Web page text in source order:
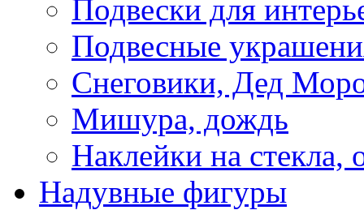
Подвески для
Подвесные
Снеговики, Дед
Мишура, дождь
Наклейки на стекла,
Надувные фигуры